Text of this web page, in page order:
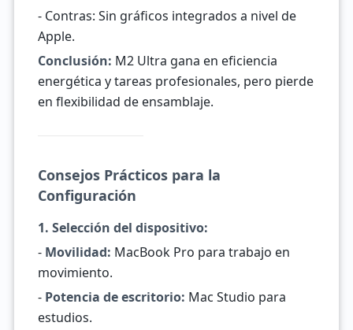
- Contras: Sin gráficos integrados a nivel de
Apple.
Conclusión: M2 Ultra gana en eficiencia
energética y tareas profesionales, pero pierde
en flexibilidad de ensamblaje.
Consejos Prácticos para la
Configuración
1. Selección del dispositivo:
- Movilidad: MacBook Pro para trabajo en
movimiento.
- Potencia de escritorio: Mac Studio para
estudios.